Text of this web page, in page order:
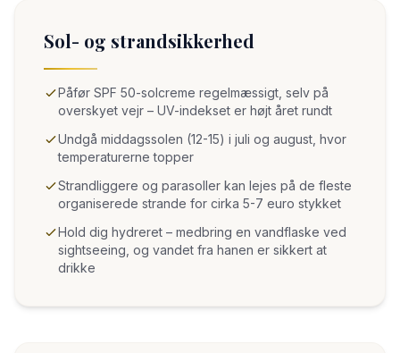
Sol- og strandsikkerhed
Påfør SPF 50-solcreme regelmæssigt, selv på
overskyet vejr – UV-indekset er højt året rundt
Undgå middagssolen (12-15) i juli og august, hvor
temperaturerne topper
Strandliggere og parasoller kan lejes på de fleste
organiserede strande for cirka 5-7 euro stykket
Hold dig hydreret – medbring en vandflaske ved
sightseeing, og vandet fra hanen er sikkert at
drikke